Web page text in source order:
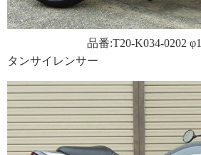
品番:T20-K034-0202
タンサイレンサー